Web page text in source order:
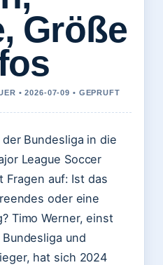
Größe
• 2026-07-09 • GEPRUFT
Bundesliga in die
League Soccer
auf: Ist das
oder eine
Timo Werner, einst
und
hat sich 2024